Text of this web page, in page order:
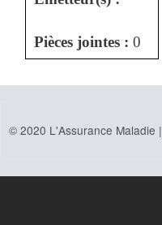
Pièces jointes : 0
© 2020 L'Assurance Maladie |